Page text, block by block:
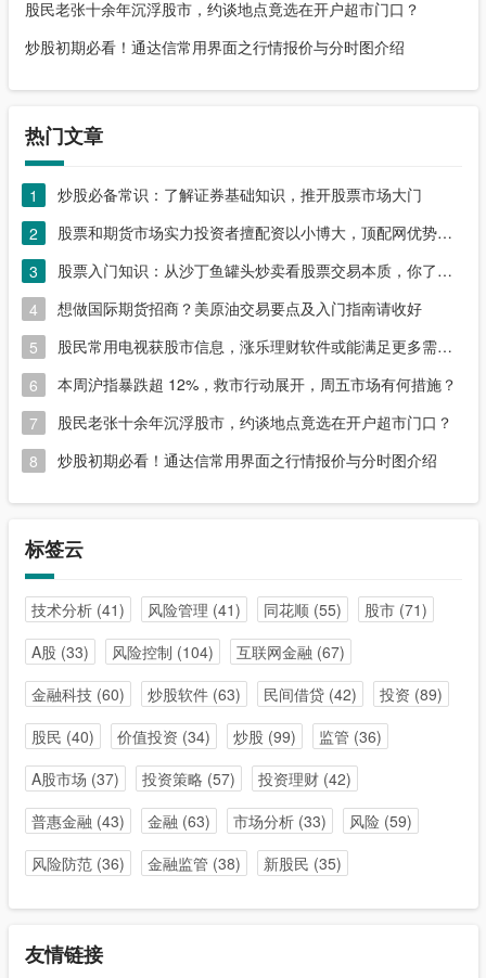
股民老张十余年沉浮股市，约谈地点竟选在开户超市门口？
炒股初期必看！通达信常用界面之行情报价与分时图介绍
热门文章
1
炒股必备常识：了解证券基础知识，推开股票市场大门
2
股票和期货市场实力投资者擅配资以小博大，顶配网优势尽显
3
股票入门知识：从沙丁鱼罐头炒卖看股票交易本质，你了解吗？
4
想做国际期货招商？美原油交易要点及入门指南请收好
5
股民常用电视获股市信息，涨乐理财软件或能满足更多需求？
6
本周沪指暴跌超 12%，救市行动展开，周五市场有何措施？
7
股民老张十余年沉浮股市，约谈地点竟选在开户超市门口？
8
炒股初期必看！通达信常用界面之行情报价与分时图介绍
标签云
技术分析(41) 风险管理 (41) 同花顺(55) 股市(71)
A股 (33) 风险控制 (104) 互联网金融 (67)
金融科技(60) 炒股软件(63) 民间借贷(42) 投资 (89)
股民 (40) 价值投资 (34) 炒股 (99) 监管 (36)
A股市场 (37) 投资策略 (57) 投资理财(42)
普惠金融 (43) 金融 (63) 市场分析(33) 风险(59)
风险防范(36) 金融监管 (38) 新股民 (35)
友情链接